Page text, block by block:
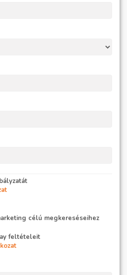
célú megkereséseihez
feltételeit